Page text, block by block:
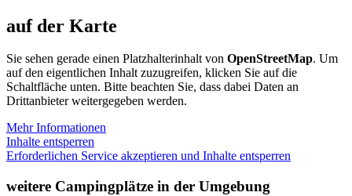
auf der Karte
Sie sehen gerade einen Platzhalterinhalt von OpenStreetMap. Um
auf den eigentlichen Inhalt zuzugreifen, klicken Sie auf die
Schaltfläche unten. Bitte beachten Sie, dass dabei Daten an
Drittanbieter weitergegeben werden.
Mehr Informationen
Inhalte entsperren
Erforderlichen Service akzeptieren und Inhalte entsperren
weitere Campingplätze in der Umgebung